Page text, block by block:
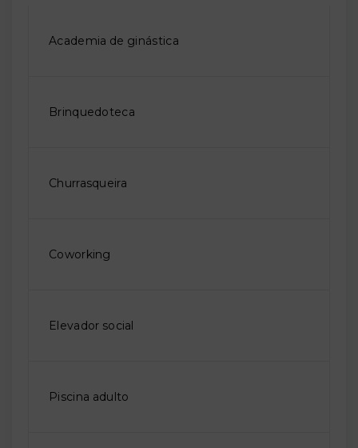
Academia de ginástica
Brinquedoteca
Churrasqueira
Coworking
Elevador social
Piscina adulto